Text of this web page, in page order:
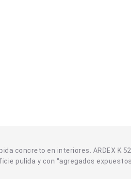
concreto en interiores. ARDEX K
pulida y con “agregados